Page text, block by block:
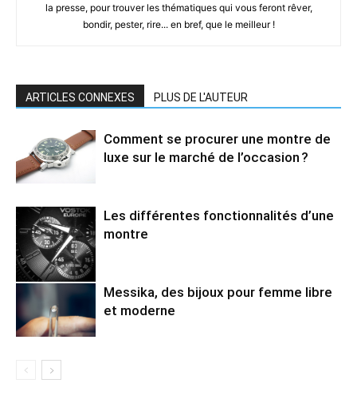
la presse, pour trouver les thématiques qui vous feront rêver,
bondir, pester, rire... en bref, que le meilleur !
ARTICLES CONNEXES PLUS DE L'AUTEUR
Comment se procurer une montre de
luxe sur le marché de l’occasion ?
Les différentes fonctionnalités d’une
montre
Messika, des bijoux pour femme libre
et moderne